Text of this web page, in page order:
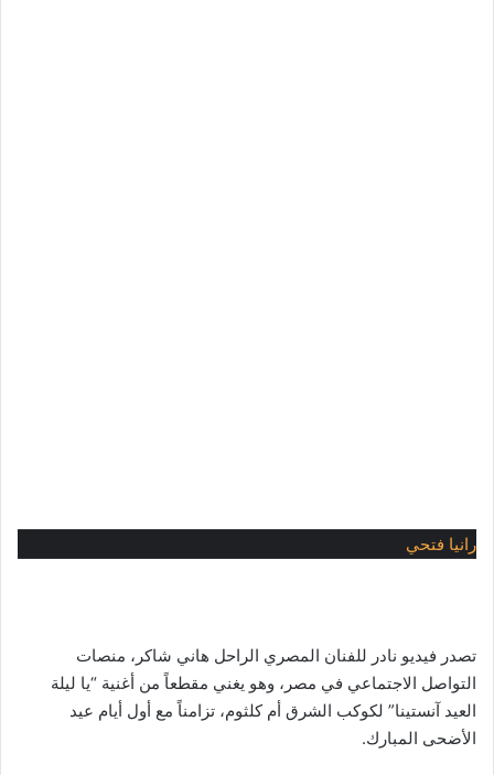
رانيا فتحي
تصدر فيديو نادر للفنان المصري الراحل هاني شاكر، منصات
التواصل الاجتماعي في مصر، وهو يغني مقطعاً من أغنية “يا ليلة
العيد آنستينا” لكوكب الشرق أم كلثوم، تزامناً مع أول أيام عيد
الأضحى المبارك.